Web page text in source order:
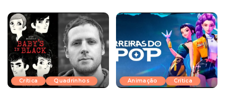
Crítica Quadrinhos Animação Crítica